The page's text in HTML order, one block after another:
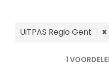
UiTPAS Regio Gent x
1